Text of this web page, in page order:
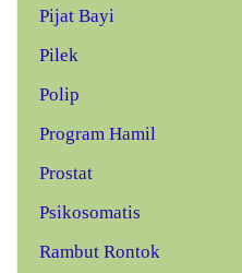
Pijat Bayi
Pilek
Polip
Program Hamil
Prostat
Psikosomatis
Rambut Rontok